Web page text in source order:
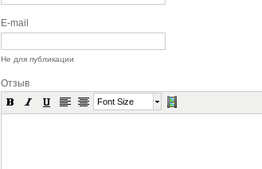
E-mail
Не для публикации
Отзыв
Font Size